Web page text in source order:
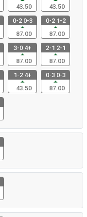
43.50
43.50
0-2 0-3
87.00
0-2 1-2
87.00
3-0 4+
87.00
2-1 2-1
87.00
1-2 4+
43.50
0-3 0-3
87.00